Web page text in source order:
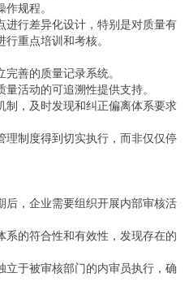
规程。
进行差异化设计，特别是对质量有
重点培训和考核。
善的质量记录系统。
活动的可追溯性提供支持。
制，及时发现和纠正偏离体系要求
理制度得到切实执行，而非仅仅停
后，企业需要组织开展内部审核活
系的符合性和有效性，发现存在的
立于被审核部门的内审员执行，确